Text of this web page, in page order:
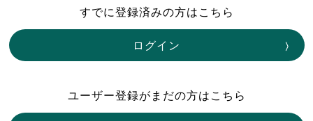
すでに登録済みの方はこちら
ログイン
ユーザー登録がまだの方はこちら